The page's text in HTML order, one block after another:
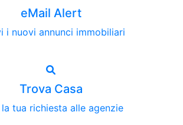
eMail Alert
i nuovi annunci immobiliari
Trova Casa
la tua richiesta alle agenzie